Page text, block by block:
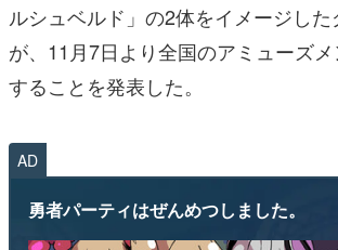
電ファミニコゲーマーとは？
運営：株式会社マレ
ルシュベルド」の2体をイメージし
が、11月7日より全国のアミューズ
することを発表した。
AD
勇者パーティはぜんめつしました。